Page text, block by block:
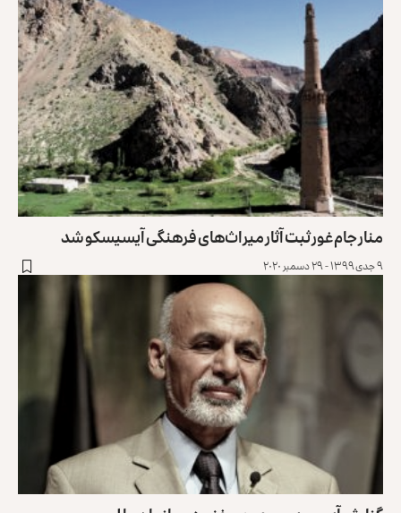
منار جام غور ثبت آثار میراث‌های فرهنگی آیسیسکو شد
۹ جدی ۱۳۹۹ - ۲۹ دسمبر ۲۰۲۰